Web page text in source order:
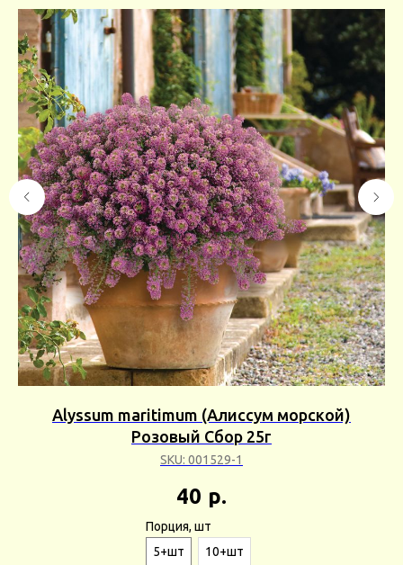
Alyssum maritimum (Алиссум морской)
Розовый Сбор 25г
SKU: 001529-1
40 р.
Порция, шт
5+шт
10+шт